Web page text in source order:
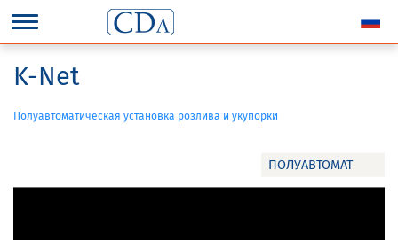
ПОЛУАВТОМАТ
K-Net
Полуавтоматическая установка розлива и укупорки